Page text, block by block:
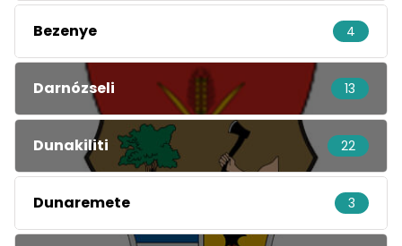
Bezenye 4
Darnózseli 13
Dunakiliti 22
Dunaremete 3